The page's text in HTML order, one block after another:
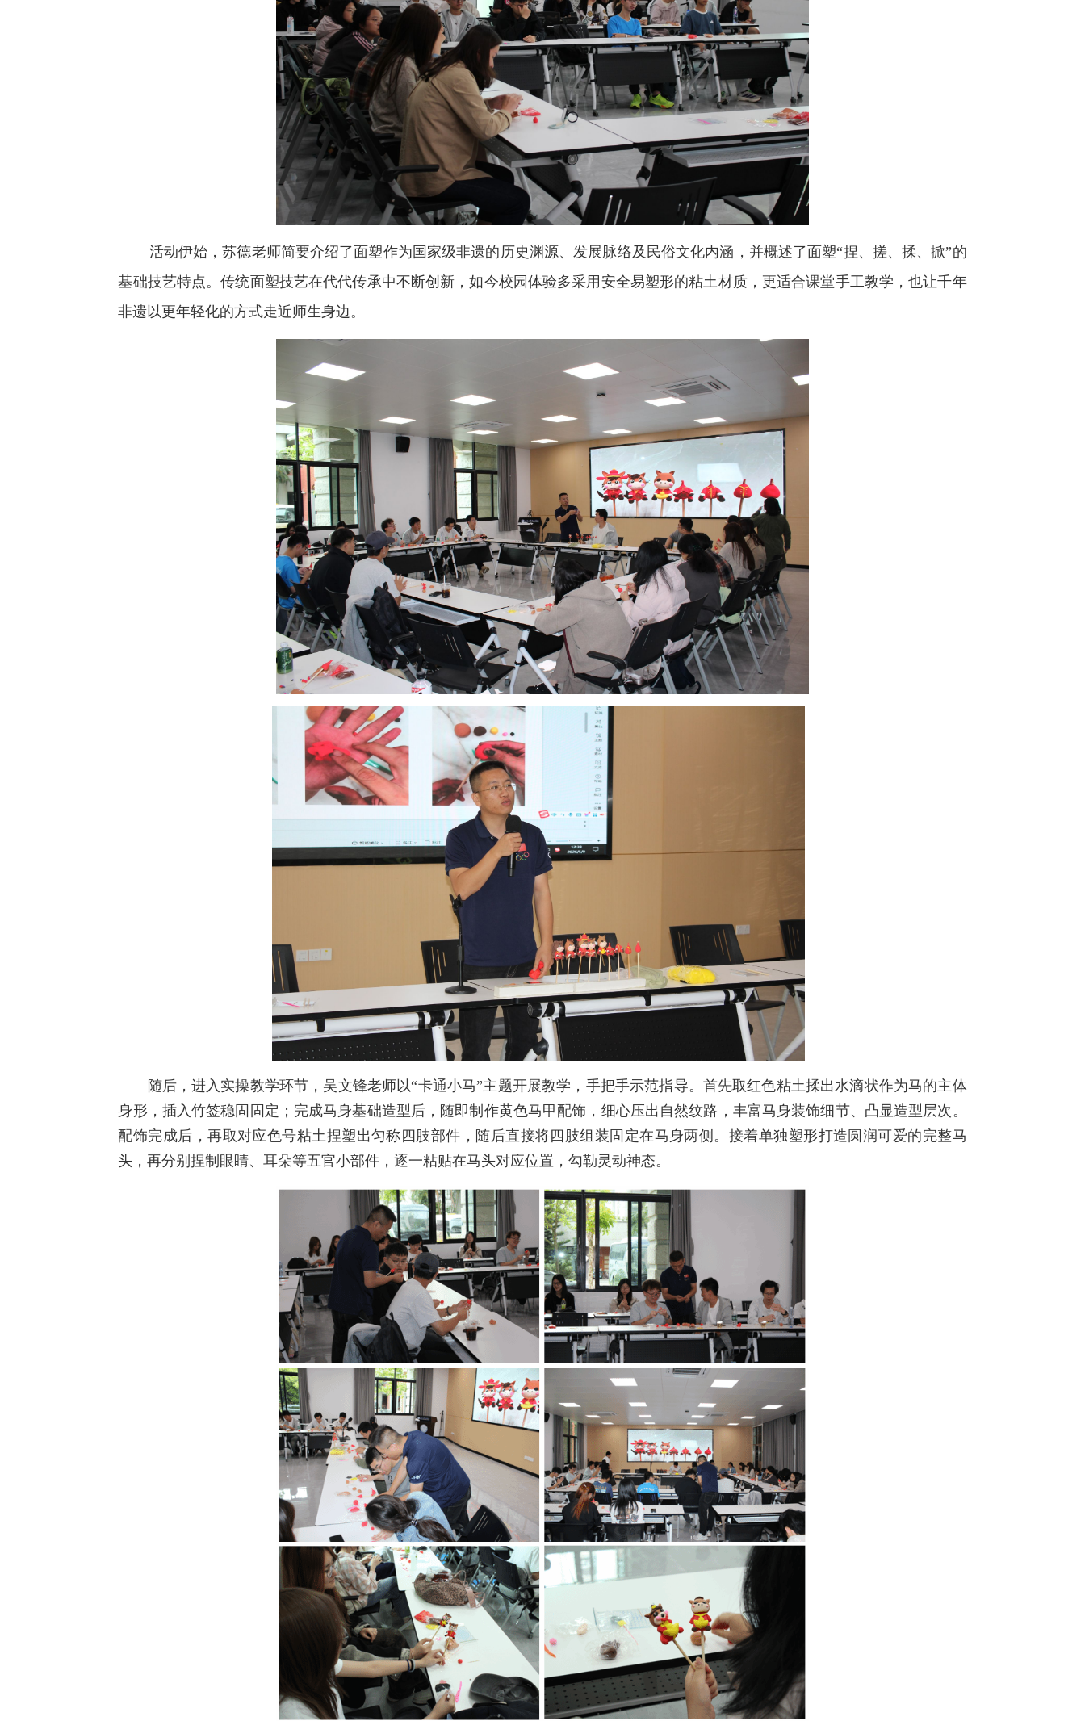
活动伊始，苏德老师简要介绍了面塑作为国家级非遗的历史渊源、发展脉络及民俗文化内涵，并概述了面塑“捏、搓、揉、掀”的
基础技艺特点。传统面塑技艺在代代传承中不断创新，如今校园体验多采用安全易塑形的粘土材质，更适合课堂手工教学，也让千年
非遗以更年轻化的方式走近师生身边。
随后，进入实操教学环节，吴文锋老师以“卡通小马”主题开展教学，手把手示范指导。首先取红色粘土揉出水滴状作为马的主体
身形，插入竹签稳固固定；完成马身基础造型后，随即制作黄色马甲配饰，细心压出自然纹路，丰富马身装饰细节、凸显造型层次。
配饰完成后，再取对应色号粘土捏塑出匀称四肢部件，随后直接将四肢组装固定在马身两侧。接着单独塑形打造圆润可爱的完整马
头，再分别捏制眼睛、耳朵等五官小部件，逐一粘贴在马头对应位置，勾勒灵动神态。